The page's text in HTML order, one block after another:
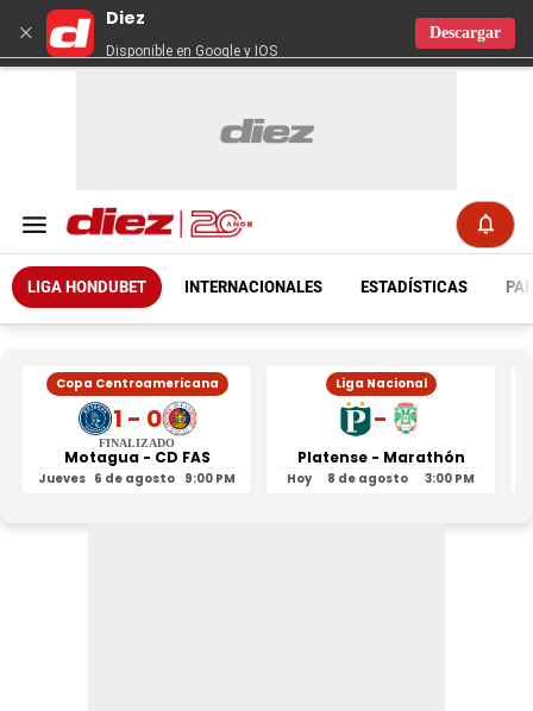
×
Diez
Disponible en Google y IOS
Descargar
LIGA HONDUBET INTERNACIONALES ESTADÍSTICAS
Copa Centroamericana
1 - 0
FINALIZADO
Motagua - CD FAS
Jueves 6 de agosto 9:00 PM
Liga Nacional
-
Platense - Marathón
Hoy 8 de agosto 3:00 PM